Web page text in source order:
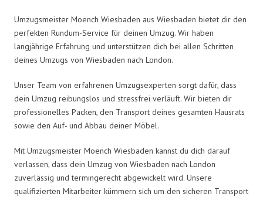
Umzugsmeister Moench Wiesbaden aus Wiesbaden bietet dir den
perfekten Rundum-Service für deinen Umzug. Wir haben
langjährige Erfahrung und unterstützen dich bei allen Schritten
deines Umzugs von Wiesbaden nach London.
Unser Team von erfahrenen Umzugsexperten sorgt dafür, dass
dein Umzug reibungslos und stressfrei verläuft. Wir bieten dir
professionelles Packen, den Transport deines gesamten Hausrats
sowie den Auf- und Abbau deiner Möbel.
Mit Umzugsmeister Moench Wiesbaden kannst du dich darauf
verlassen, dass dein Umzug von Wiesbaden nach London
zuverlässig und termingerecht abgewickelt wird. Unsere
qualifizierten Mitarbeiter kümmern sich um den sicheren Transport